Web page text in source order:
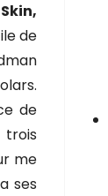
de
de
me
ses